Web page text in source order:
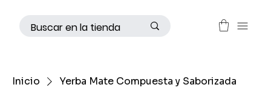
Inicio Yerba Mate Compuesta y Saborizada